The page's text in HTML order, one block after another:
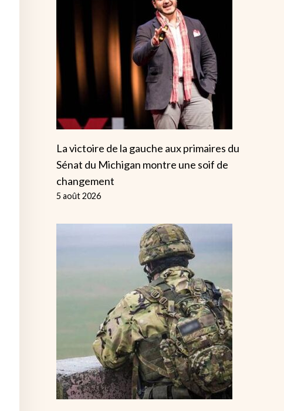
La victoire de la gauche aux primaires du
Sénat du Michigan montre une soif de
changement
5 août 2026